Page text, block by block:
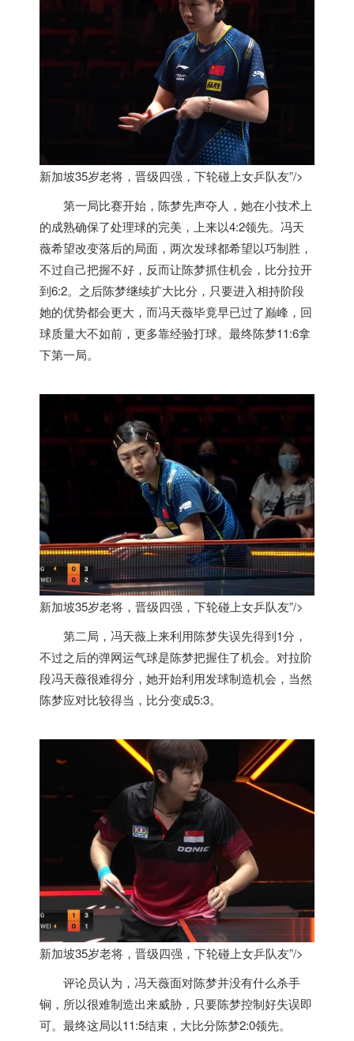
新加坡35岁老将，晋级四强，下轮碰上女乒队友”/>
第一局比赛开始，陈梦先声夺人，她在小技术上
的成熟确保了处理球的完美，上来以4:2领先。冯天
薇希望改变落后的局面，两次发球都希望以巧制胜，
不过自己把握不好，反而让陈梦抓住机会，比分拉开
到6:2。之后陈梦继续扩大比分，只要进入相持阶段
她的优势都会更大，而冯天薇毕竟早已过了巅峰，回
球质量大不如前，更多靠经验打球。最终陈梦11:6拿
下第一局。
新加坡35岁老将，晋级四强，下轮碰上女乒队友”/>
第二局，冯天薇上来利用陈梦失误先得到1分，
不过之后的弹网运气球是陈梦把握住了机会。对拉阶
段冯天薇很难得分，她开始利用发球制造机会，当然
陈梦应对比较得当，比分变成5:3。
新加坡35岁老将，晋级四强，下轮碰上女乒队友”/>
评论员认为，冯天薇面对陈梦并没有什么杀手
锏，所以很难制造出来威胁，只要陈梦控制好失误即
可。最终这局以11:5结束，大比分陈梦2:0领先。